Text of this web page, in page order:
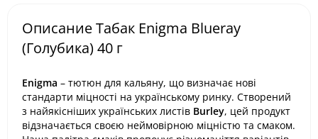
Описание Табак Enigma Blueray
(Голубика) 40 г
Enigma – тютюн для кальяну, що визначає нові
стандарти міцності на українському ринку. Створений
з найякісніших українських листів Burley, цей продукт
відзначається своєю неймовірною міцністю та смаком.